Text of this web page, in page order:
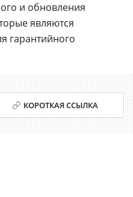
и обновления
являются
гарантийного
КОРОТКАЯ ССЫЛКА